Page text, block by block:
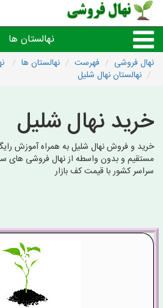
نهالستان ها
نهال های
نهال های
نهال فروشی فهرست نهالستان ها
نهالستان نهال شلیل
خرید نهال شلیل
خرید و فروش نهال شلیل به همراه آموزش
مستقیم و بدون واسطه از نهال فروشی های
سراسر کشور با قیمت کف بازار